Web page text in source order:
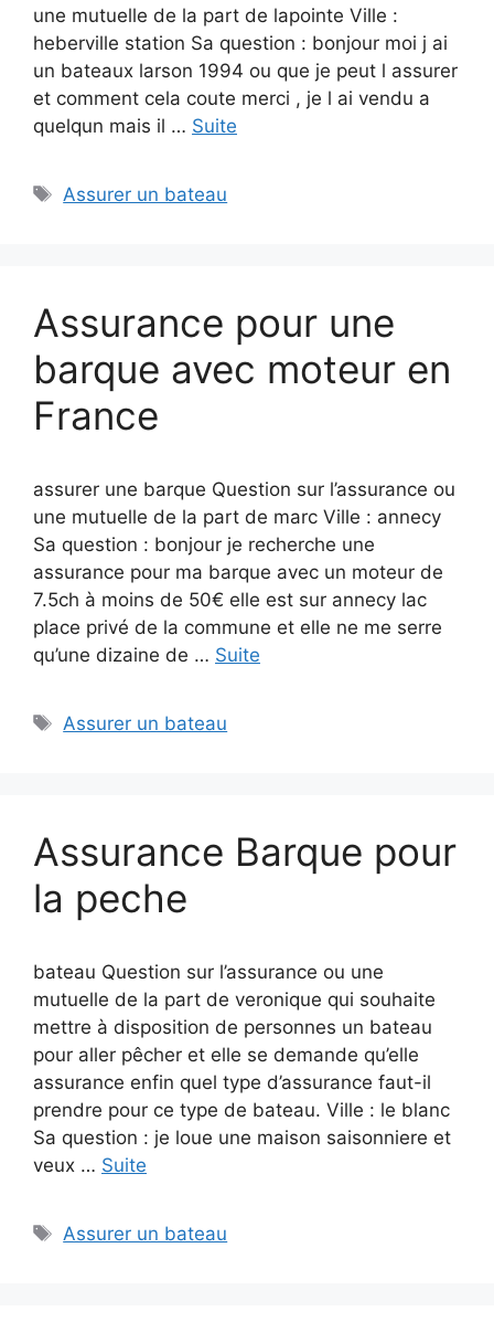
une mutuelle de la part de lapointe Ville :
heberville station Sa question : bonjour moi j ai
un bateaux larson 1994 ou que je peut l assurer
et comment cela coute merci , je l ai vendu a
quelqun mais il … Suite
Étiquettes
Assurer un bateau
Assurance pour une
barque avec moteur en
France
assurer une barque Question sur l’assurance ou
une mutuelle de la part de marc Ville : annecy
Sa question : bonjour je recherche une
assurance pour ma barque avec un moteur de
7.5ch à moins de 50€ elle est sur annecy lac
place privé de la commune et elle ne me serre
qu’une dizaine de … Suite
Étiquettes
Assurer un bateau
Assurance Barque pour
la peche
bateau Question sur l’assurance ou une
mutuelle de la part de veronique qui souhaite
mettre à disposition de personnes un bateau
pour aller pêcher et elle se demande qu’elle
assurance enfin quel type d’assurance faut-il
prendre pour ce type de bateau. Ville : le blanc
Sa question : je loue une maison saisonniere et
veux … Suite
Étiquettes
Assurer un bateau